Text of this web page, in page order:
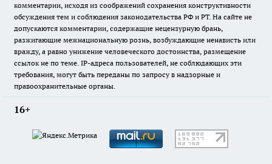
комментарии, исходя из соображений сохранения конструктивности
обсуждения тем и соблюдения законодательства РФ и РТ. На сайте не
допускаются комментарии, содержащие нецензурную брань,
разжигающие межнациональную рознь, возбуждающие ненависть или
вражду, а равно унижение человеческого достоинства, размещение
ссылок не по теме. IP-адреса пользователей, не соблюдающих эти
требования, могут быть переданы по запросу в надзорные и
правоохранительные органы.
16+